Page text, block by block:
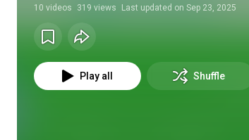
10 videos 319 views Last updated on Sep 23, 2025
Play all Shuffle